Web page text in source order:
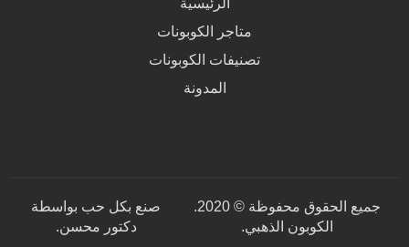
الرئيسية
متاجر الكوبونات
تصنيفات الكوبونات
المدونة
جميع الحقوق محفوظة © 2020.
الكوبون الذهبي.
صنع بكل حب بواسطة
دكتور محسن.